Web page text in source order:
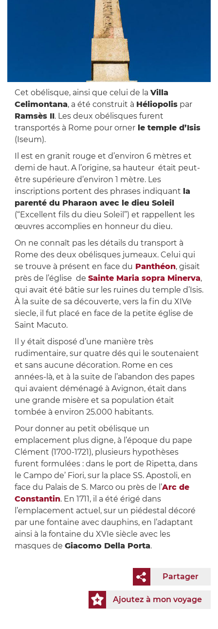
Cet obélisque, ainsi que celui de la Villa
Celimontana, a été construit à Héliopolispar
Ramsès II. Les deux obélisques furent
transportés à Rome pour ornerle temple d’Isis
(Iseum).
Il est en granit rouge et d’environ 6 mètres et
demi de haut. A l’origine, sa hauteur était peut-
être supérieure d’environ 1 mètre. Les
inscriptions portent des phrases indiquant la
parenté du Pharaon avec le dieu Soleil
(“Excellent fils du dieu Soleil”) et rappellent les
œuvres accomplies en honneur du dieu.
On ne connaît pas les détails du transport à
Rome des deux obélisques jumeaux. Celui qui
se trouve à présent en face du Panthéon, gisait
près de l’église de Sainte Maria sopra Minerva,
qui avait été bâtie sur les ruines du temple d’Isis.
À la suite de sa découverte, vers la fin du XIVe
siecle, il fut placé en face de la petite église de
Saint Macuto.
Il y était disposé d’une manière très
rudimentaire, sur quatre dés qui le soutenaient
et sans aucune décoration. Rome en ces
années-là, et à la suite de l’abandon des papes
qui avaient déménagé à Avignon, était dans
une grande misère et sa population était
tombée à environ 25.000 habitants.
Pour donner au petit obélisque un
emplacement plus digne, à l’époque du pape
Clément (1700-1721), plusieurs hypothèses
furent formulées : dans le port de Ripetta, dans
le Campo de’ Fiori, sur la place SS. Apostoli, en
face du Palais de S. Marco ou près de l’Arc de
Constantin. En 1711, il a été érigé dans
l’emplacement actuel, sur un piédestal décoré
par une fontaine avec dauphins, en l’adaptant
ainsi à la fontaine du XVIe siècle avec les
masques de Giacomo Della Porta.
Partager
Ajoutez à mon voyage